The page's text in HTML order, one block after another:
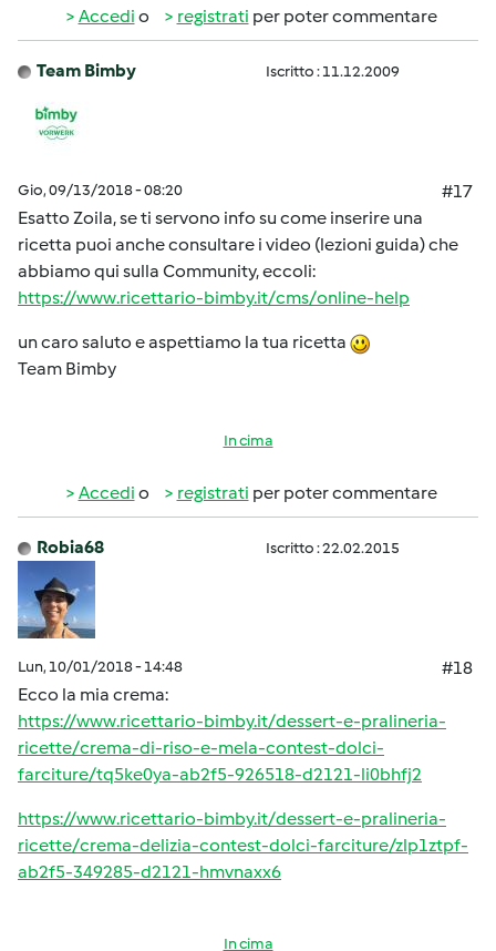
Accedi o registrati per poter commentare
Team Bimby Iscritto : 11.12.2009
Gio, 09/13/2018 - 08:20
#17
Esatto Zoila, se ti servono info su come inserire una
ricetta puoi anche consultare i video (lezioni guida) che
abbiamo qui sulla Community, eccoli:
https://www.ricettario-bimby.it/cms/online-help
un caro saluto e aspettiamo la tua ricetta
Team Bimby
In cima
Accedi o registrati per poter commentare
Robia68 Iscritto : 22.02.2015
Lun, 10/01/2018 - 14:48
#18
Ecco la mia crema:
https://www.ricettario-bimby.it/dessert-e-pralineria-
ricette/crema-di-riso-e-mela-contest-dolci-
farciture/tq5ke0ya-ab2f5-926518-d2121-li0bhfj2
https://www.ricettario-bimby.it/dessert-e-pralineria-
ricette/crema-delizia-contest-dolci-farciture/zlp1ztpf-
ab2f5-349285-d2121-hmvnaxx6
In cima